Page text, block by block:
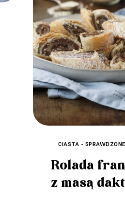
CIASTA -
Rolada
z masą